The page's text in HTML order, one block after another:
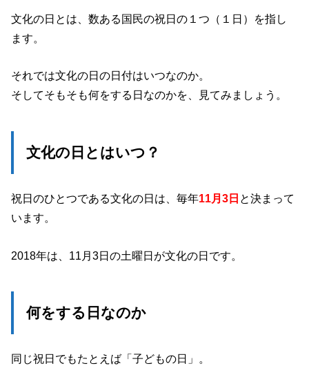
文化の日とは、数ある国民の祝日の１つ（１日）を指し
ます。
それでは文化の日の日付はいつなのか。
そしてそもそも何をする日なのかを、見てみましょう。
文化の日とはいつ？
祝日のひとつである文化の日は、毎年11月3日 と決まって
います。
2018年は、11月3日の土曜日が文化の日です。
何をする日なのか
同じ祝日でもたとえば「子どもの日」。